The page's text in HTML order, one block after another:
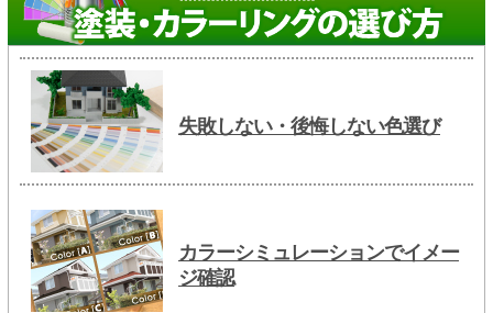
失敗しない・後悔しない色選び
カラーシミュレーションでイメー
ジ確認